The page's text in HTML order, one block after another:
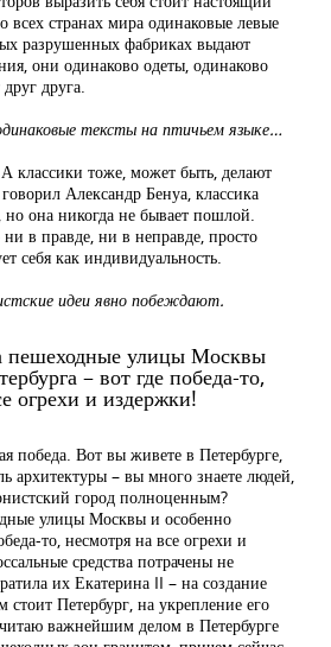
странах мира одинаковые левые
разрушенных фабриках выдают
они одинаково одеты, одинаково
друга.
тексты на птичьем языке…
классики тоже, может быть, делают
Александр Бенуа, классика
она никогда не бывает пошлой.
в правде, ни в неправде, просто
себя как индивидуальность.
идеи явно побеждают.
пешеходные улицы Москвы
– вот где победа-то,
огрехи и издержки!
победа. Вот вы живете в Петербурге,
архитектуры – вы много знаете людей,
город полноценным?
улицы Москвы и особенно
то, несмотря на все огрехи и
средства потрачены не
их Екатерина II – на создание
стоит Петербург, на укрепление его
важнейшим делом в Петербурге